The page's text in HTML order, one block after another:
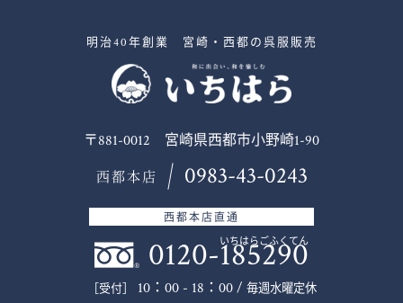
明治40年創業 宮崎・西都の呉服販売
〒881-0012 宮崎県西都市小野崎1-90
西都本店 0983-43-0243
西都本店直通
0120-185290
いちはらごふくてん
［受付］ 10：00 - 18：00 / 毎週水曜定休